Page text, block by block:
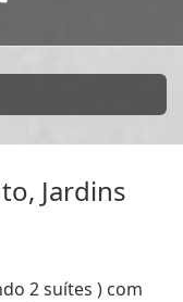
Jardins
2 suítes ) com